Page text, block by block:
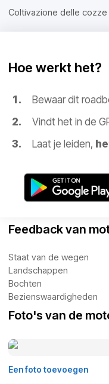
Coltivazione delle
Hoe werkt het?
Bewaar dit
Vindt het in de
Laat je leiden,
Feedback van
Staat van de wegen
Landschappen
Bochten
Bezienswaardigheden
Foto's van de
Een foto toevoegen